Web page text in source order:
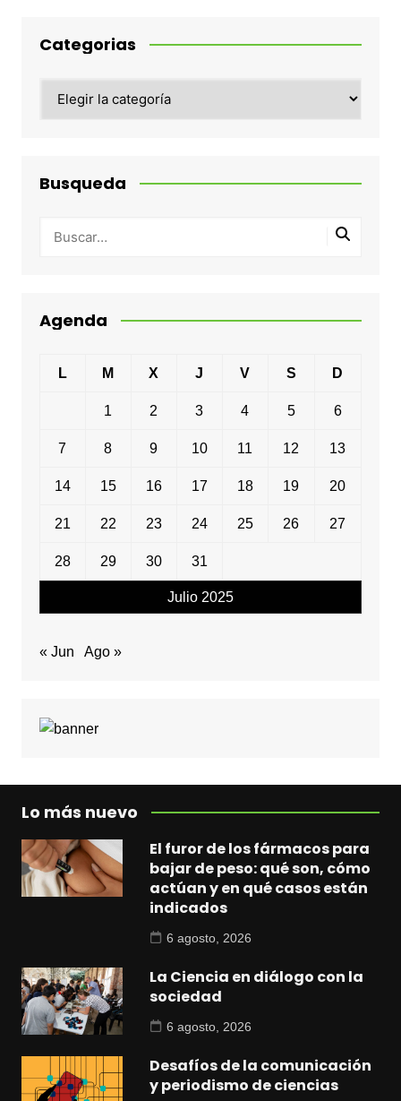
Categorias
Busqueda
Agenda
Julio 2025
L M X J V S D
1 2 3 4 5 6
7 8 9 10 11 12 13
14 15 16 17 18 19 20
21 22 23 24 25 26 27
28 29 30 31
« Jun Ago »
Lo más nuevo
El furor de los fármacos para
bajar de peso: qué son, cómo
actúan y en qué casos están
indicados
6 agosto, 2026
La Ciencia en diálogo con la
sociedad
6 agosto, 2026
Desafíos de la comunicación
y periodismo de ciencias